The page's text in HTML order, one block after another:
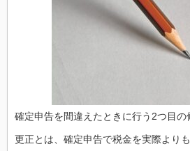
確定申告を間違えたときに行う2つ目の
更正とは、確定申告で税金を実際より